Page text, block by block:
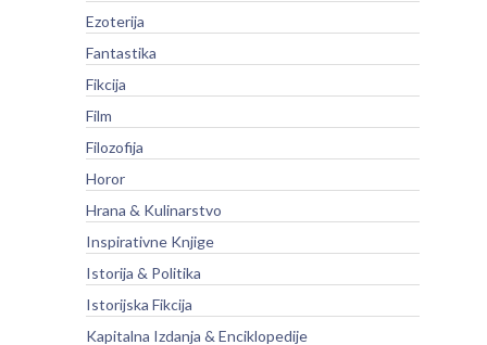
Ezoterija
Fantastika
Fikcija
Film
Filozofija
Horor
Hrana & Kulinarstvo
Inspirativne Knjige
Istorija & Politika
Istorijska Fikcija
Kapitalna Izdanja & Enciklopedije